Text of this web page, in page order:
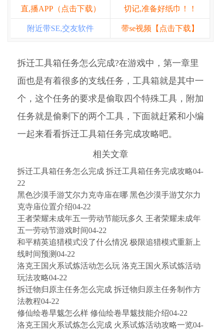
直,播APP（点击下载） 切记,准备好纸巾！！
附近带SE,交友软件 带se视频【点击下载】
拆迁工具箱任务怎么完成?在游戏中，第一章里
面也是有着很多的支线任务，工具箱就是其中一
个，这个任务的要求是偷取四个特殊工具，附加
任务就是偷剩下的两个工具，下面就赶紧和小编
一起来看看拆迁工具箱任务完成攻略吧。
相关文章
拆迁工具箱任务怎么完成 拆迁工具箱任务完成攻略04-
22
黑色沙漠手游艾尔力克寺庙在哪 黑色沙漠手游艾尔力
克寺庙位置介绍04-22
王者荣耀未成年五一劳动节能玩多久 王者荣耀未成年
五一劳动节游戏时间04-22
和平精英追猎模式没了什么情况 极限追猎模式重新上
线时间预测04-22
洛克王国火系试炼活动怎么玩 洛克王国火系试炼活动
玩法攻略04-22
拆迁物归原主任务怎么完成 拆迁物归原主任务制作方
法教程04-22
修仙绘卷旱魃怎么样 修仙绘卷旱魃技能介绍04-22
洛克王国火系试炼怎么完成 火系试炼活动攻略一览04-